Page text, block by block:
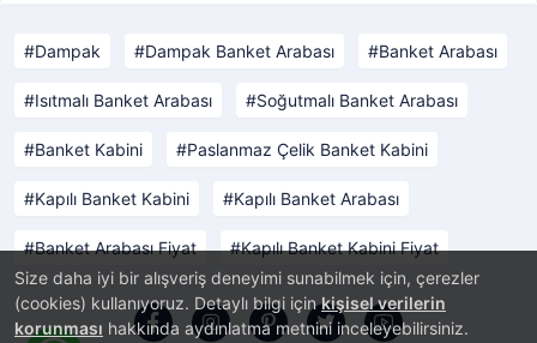
Size daha iyi bir alışveriş deneyimi sunabilmek için, çerezler
(cookies) kullanıyoruz. Detaylı bilgi içinkişisel verilerin
korunması hakkında aydınlatma metnini inceleyebilirsiniz.
Dampak Dampak Banket Arabası Banket Arabası
Isıtmalı Banket Arabası Soğutmalı Banket Arabası
Banket Kabini Paslanmaz Çelik Banket Kabini
Kapılı Banket Kabini Kapılı Banket Arabası
Banket Arabası Fiyat Kapılı Banket Kabini Fiyat